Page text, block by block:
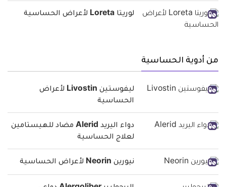
لوريتا Loreta لأعراض الحساسية
من أدوية الحساسية
ليفوستين Livostin لأعراض
الحساسية
دواء اليريد Alerid مضاد للهيستامين
لعلاج الحساسية
نيورين Neorin لأعراض الحساسية